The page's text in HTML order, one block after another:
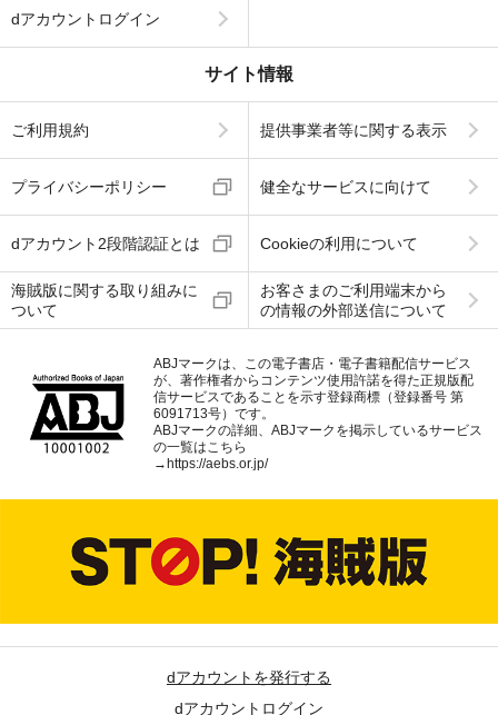
dアカウントログイン
サイト情報
ご利用規約 提供事業者等に関する表示
プライバシーポリシー 健全なサービスに向けて
dアカウント2段階認証とは Cookieの利用について
海賊版に関する取り組みに
ついて
お客さまのご利用端末から
の情報の外部送信について
ABJマークは、この電子書店・電子書籍配信サービス
が、著作権者からコンテンツ使用許諾を得た正規版配
信サービスであることを示す登録商標（登録番号 第
6091713号）です。
ABJマークの詳細、ABJマークを掲示しているサービス
の一覧はこちら
→ https://aebs.or.jp/
dアカウントを発行する
dアカウントログイン